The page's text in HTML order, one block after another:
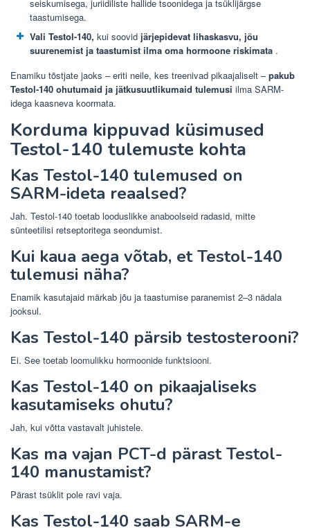
seiskumisega, juriidiliste hallide tsoonidega ja tsüklijärgse
taastumisega.
Vali Testol-140, kui soovid järjepidevat lihaskasvu, jõu
suurenemist ja taastumist ilma oma hormoone riskimata .
Enamiku tõstjate jaoks – eriti neile, kes treenivad pikaajaliselt –pakub
Testol-140 ohutumaid ja jätkusuutlikumaid tulemusi ilma SARM-
idega kaasneva koormata.
Korduma kippuvad küsimused
Testol-140 tulemuste kohta
Kas Testol-140 tulemused on
SARM-ideta reaalsed?
Jah. Testol-140 toetab looduslikke anaboolseid radasid, mitte
sünteetilisi retseptoritega seondumist.
Kui kaua aega võtab, et Testol-140
tulemusi näha?
Enamik kasutajaid märkab jõu ja taastumise paranemist 2–3 nädala
jooksul.
Kas Testol-140 pärsib testosterooni?
Ei. See toetab loomulikku hormoonide funktsiooni.
Kas Testol-140 on pikaajaliseks
kasutamiseks ohutu?
Jah, kui võtta vastavalt juhistele.
Kas ma vajan PCT-d pärast Testol-
140 manustamist?
Pärast tsüklit pole ravi vaja.
Kas Testol-140 saab SARM-e